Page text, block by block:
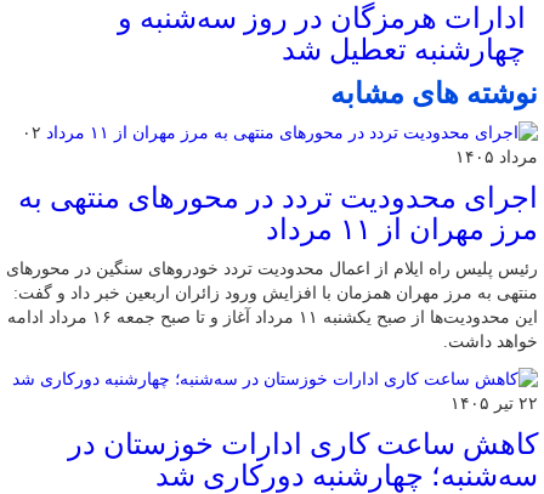
ادارات هرمزگان در روز سه‌شنبه و
چهارشنبه تعطیل شد
نوشته های مشابه
۰۲
مرداد ۱۴۰۵
اجرای محدودیت تردد در محورهای منتهی به
مرز مهران از ۱۱ مرداد
رئیس پلیس راه ایلام از اعمال محدودیت تردد خودروهای سنگین در محورهای
منتهی به مرز مهران همزمان با افزایش ورود زائران اربعین خبر داد و گفت:
این محدودیت‌ها از صبح یکشنبه ۱۱ مرداد آغاز و تا صبح جمعه ۱۶ مرداد ادامه
خواهد داشت.
۲۲ تیر ۱۴۰۵
کاهش ساعت کاری ادارات خوزستان در
سه‌شنبه؛ چهارشنبه دورکاری شد